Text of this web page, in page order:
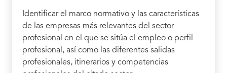
Identificar el marco normativo y las características
de las empresas más relevantes del sector
profesional en el que se sitúa el empleo o perfil
profesional, así como las diferentes salidas
profesionales, itinerarios y competencias